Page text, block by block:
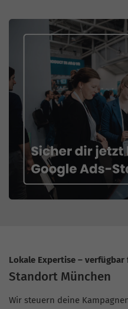
Lokale Expertise –
Standort München
Wir steuern deine